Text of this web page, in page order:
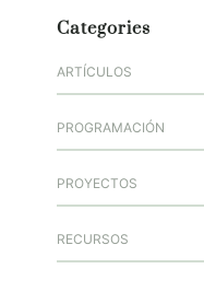
Categories
ARTÍCULOS
PROGRAMACIÓN
PROYECTOS
RECURSOS